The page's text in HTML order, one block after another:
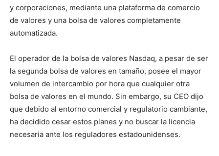
y corporaciones, mediante una plataforma de comercio
de valores y una bolsa de valores completamente
automatizada.
El operador de la bolsa de valores Nasdaq, a pesar de ser
la segunda bolsa de valores en tamaño, posee el mayor
volumen de intercambio por hora que cualquier otra
bolsa de valores en el mundo. Sin embargo, su CEO dijo
que debido al entorno comercial y regulatorio cambiante,
ha decidido cesar estos planes y no buscar la licencia
necesaria ante los reguladores estadounidenses.